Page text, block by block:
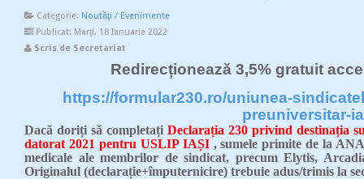
Categorie: Noutăţi / Evenimente
Publicat: Marți, 18 Ianuarie 2022
Scris de Secretariat
Redirecționează 3,5% gratuit
https://formular230.ro/uniunea-
preuniversitar-
Dacă doriți să completațiDeclarația 230 privind destinația
datorat 2021 pentru USLIP IAȘI, sumele primite de la
medicale ale membrilor de sindicat, precum Elytis,
Originalul (declarație+împuternicire) trebuie adus/trimis la